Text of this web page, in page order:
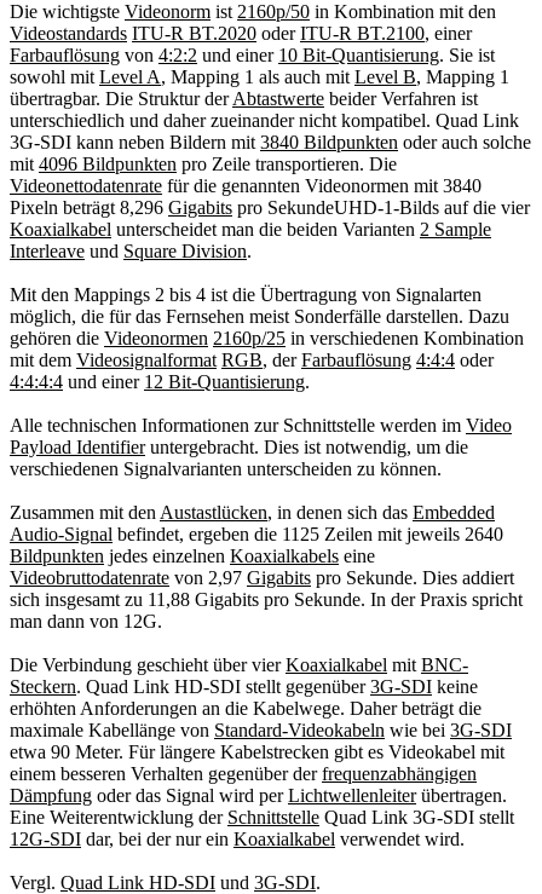
Die wichtigste Videonorm ist 2160p/50 in Kombination mit den
Videostandards ITU-R BT.2020 oderITU-R BT.2100, einer
Farbauflösung von 4:2:2 und einer 10 Bit-Quantisierung. Sie ist
sowohl mit Level A, Mapping 1 als auch mit Level B, Mapping 1
übertragbar. Die Struktur derAbtastwerte beider Verfahren ist
unterschiedlich und daher zueinander nicht kompatibel. Quad Link
3G-SDI kann neben Bildern mit 3840 Bildpunkten oder auch solche
mit 4096 Bildpunkten pro Zeile transportieren. Die
Videonettodatenrate für die genannten Videonormen mit 3840
Pixeln beträgt 8,296 Gigabits pro SekundeUHD-1-Bilds auf die vier
Koaxialkabel unterscheidet man die beiden Varianten 2 Sample
Interleave und Square Division.
Mit den Mappings 2 bis 4 ist die Übertragung von Signalarten
möglich, die für das Fernsehen meist Sonderfälle darstellen. Dazu
gehören die Videonormen 2160p/25 in verschiedenen Kombination
mit dem Videosignalformat RGB, derFarbauflösung 4:4:4 oder
4:4:4:4 und einer 12 Bit-Quantisierung.
Alle technischen Informationen zur Schnittstelle werden im Video
Payload Identifieruntergebracht. Dies ist notwendig, um die
verschiedenen Signalvarianten unterscheiden zu können.
Zusammen mit den Austastlücken, in denen sich das Embedded
Audio-Signal befindet, ergeben die 1125 Zeilen mit jeweils 2640
Bildpunkten jedes einzelnen Koaxialkabels eine
Videobruttodatenrate von 2,97 Gigabits pro Sekunde. Dies addiert
sich insgesamt zu 11,88 Gigabits pro Sekunde. In der Praxis spricht
man dann von 12G.
Die Verbindung geschieht über vierKoaxialkabel mit BNC-
Steckern. Quad Link HD-SDI stellt gegenüber3G-SDI keine
erhöhten Anforderungen an die Kabelwege. Daher beträgt die
maximale Kabellänge von Standard-Videokabeln wie bei 3G-SDI
etwa 90 Meter. Für längere Kabelstrecken gibt es Videokabel mit
einem besseren Verhalten gegenüber derfrequenzabhängigen
Dämpfung oder das Signal wird perLichtwellenleiterübertragen.
Eine Weiterentwicklung der Schnittstelle Quad Link 3G-SDI stellt
12G-SDI dar, bei der nur ein Koaxialkabel verwendet wird.
Vergl. Quad Link HD-SDI und 3G-SDI.